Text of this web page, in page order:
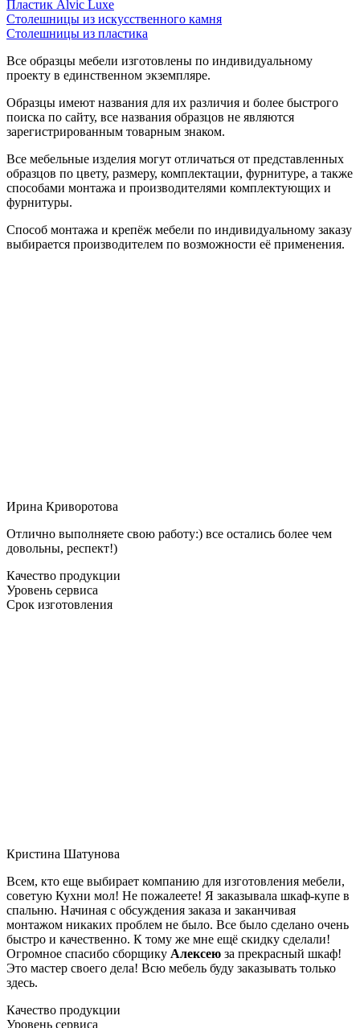
Пластик Alvic Luxe
Столешницы из искусственного камня
Столешницы из пластика
Все образцы мебели изготовлены по индивидуальному
проекту в единственном экземпляре.
Образцы имеют названия для их различия и более быстрого
поиска по сайту, все названия образцов не являются
зарегистрированным товарным знаком.
Все мебельные изделия могут отличаться от представленных
образцов по цвету, размеру, комплектации, фурнитуре, а также
способами монтажа и производителями комплектующих и
фурнитуры.
Способ монтажа и крепёж мебели по индивидуальному заказу
выбирается производителем по возможности её применения.
Ирина Криворотова
Отлично выполняете свою работу:) все остались более чем
довольны, респект!)
Качество продукции
Уровень сервиса
Срок изготовления
Кристина Шатунова
Всем, кто еще выбирает компанию для изготовления мебели,
советую Кухни мол! Не пожалеете! Я заказывала шкаф-купе в
спальню. Начиная с обсуждения заказа и заканчивая
монтажом никаких проблем не было. Все было сделано очень
быстро и качественно. К тому же мне ещё скидку сделали!
Огромное спасибо сборщику Алексею за прекрасный шкаф!
Это мастер своего дела! Всю мебель буду заказывать только
здесь.
Качество продукции
Уровень сервиса